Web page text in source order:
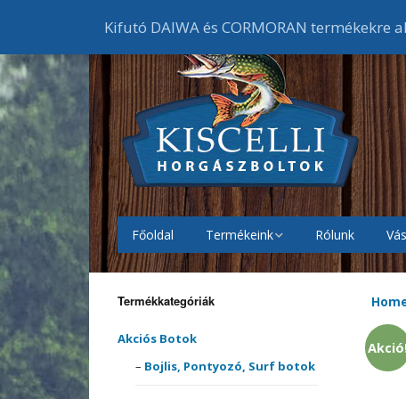
Főoldal Termékeink
Akciós Botok
Bojlis,
orsók
Akciós Ruházat
Cipők,
Rólunk
Termékkategóriák
Akciós Botok
Bojlis, Pontyozó, Surf botok
Kifutó DAIWA és CORMORAN